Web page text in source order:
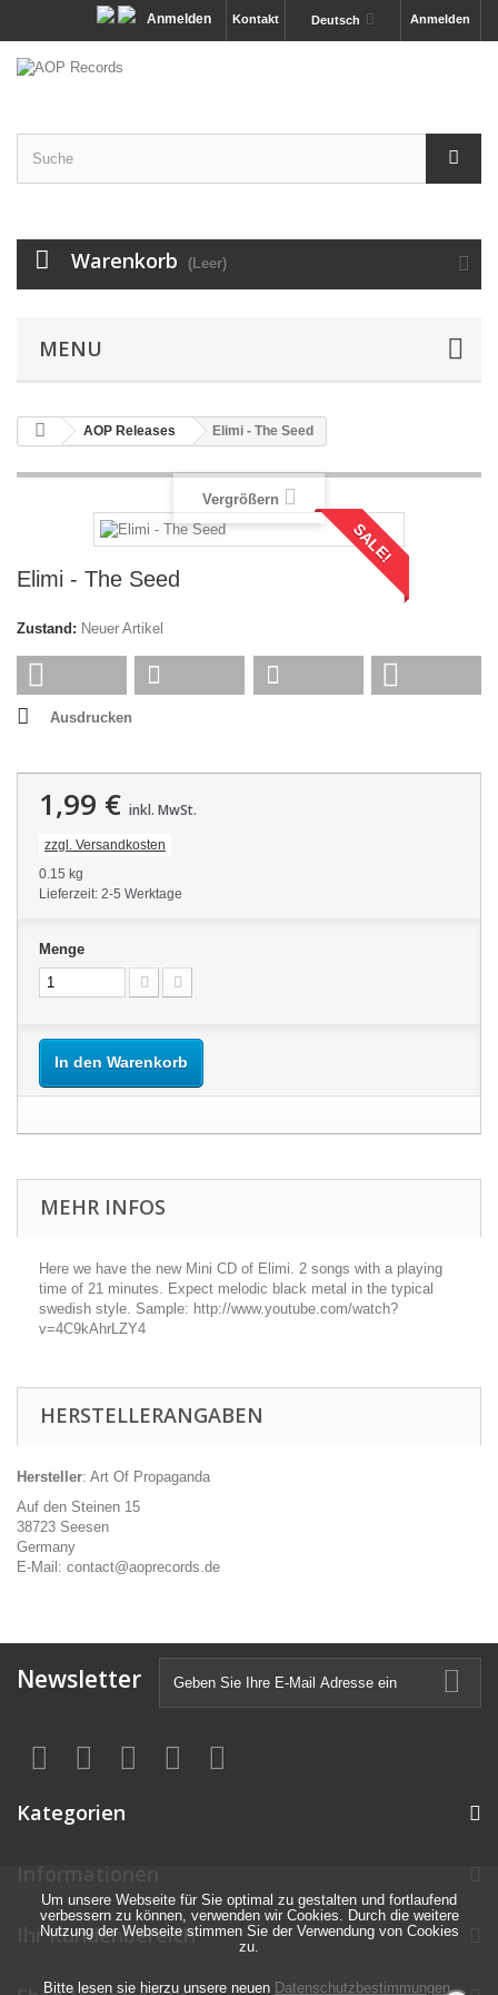
Anmelden
Deutsch
Kontakt
Anmelden
Warenkorb (Leer)
MENU
AOP Releases Elimi - The Seed
SALE!
Vergrößern
Elimi - The Seed
Zustand: Neuer Artikel
Ausdrucken
1,99 € inkl. MwSt.
zzgl. Versandkosten
0.15 kg
Lieferzeit: 2-5 Werktage
Menge
In den Warenkorb
MEHR INFOS
Here we have the new Mini CD of Elimi. 2 songs with a playing
time of 21 minutes. Expect melodic black metal in the typical
swedish style. Sample: http://www.youtube.com/watch?
v=4C9kAhrLZY4
HERSTELLERANGABEN
Hersteller: Art Of Propaganda
Auf den Steinen 15
38723 Seesen
Germany
E-Mail: contact@aoprecords.de
Newsletter
Kategorien
Informationen
Ihr Kundenbereich
Um unsere Webseite für Sie optimal zu gestalten und fortlaufend
verbessern zu können, verwenden wir Cookies. Durch die weitere
Nutzung der Webseite stimmen Sie der Verwendung von Cookies
zu.
Bitte lesen sie hierzu unsere neuen Datenschutzbestimmungen.